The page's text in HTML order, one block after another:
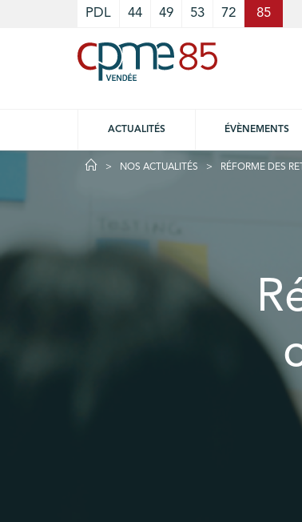
PDL 44 49 53 72 85
ACTUALITÉS ÉVÈNEMENTS
NOS ACTUALITÉS RÉFORME DES
Cookies management panel